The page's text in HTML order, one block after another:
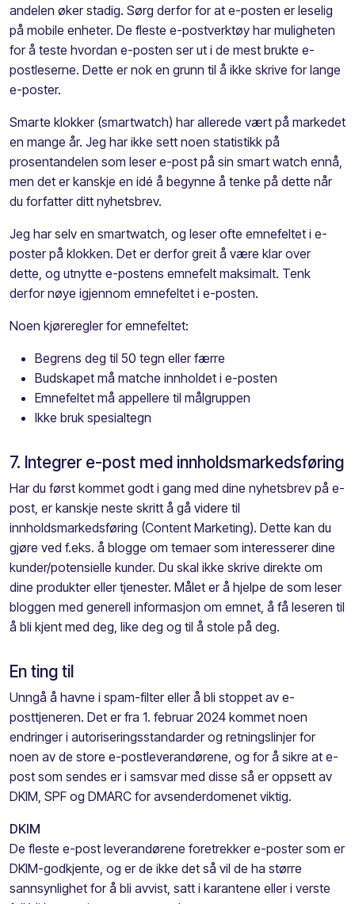
andelen øker stadig. Sørg derfor for at e-posten er leselig
på mobile enheter. De fleste e-postverktøy har muligheten
for å teste hvordan e-posten ser ut i de mest brukte e-
postleserne. Dette er nok en grunn til å ikke skrive for lange
e-poster.
Smarte klokker (smartwatch) har allerede vært på markedet
en mange år. Jeg har ikke sett noen statistikk på
prosentandelen som leser e-post på sin smart watch ennå,
men det er kanskje en idé å begynne å tenke på dette når
du forfatter ditt nyhetsbrev.
Jeg har selv en smartwatch, og leser ofte emnefeltet i e-
poster på klokken. Det er derfor greit å være klar over
dette, og utnytte e-postens emnefelt maksimalt. Tenk
derfor nøye igjennom emnefeltet i e-posten.
Noen kjøreregler for emnefeltet:
Begrens deg til 50 tegn eller færre
Budskapet må matche innholdet i e-posten
Emnefeltet må appellere til målgruppen
Ikke bruk spesialtegn
7. Integrer e-post med innholdsmarkedsføring
Har du først kommet godt i gang med dine nyhetsbrev på e-
post, er kanskje neste skritt å gå videre til
innholdsmarkedsføring (Content Marketing). Dette kan du
gjøre ved f.eks. å blogge om temaer som interesserer dine
kunder/potensielle kunder. Du skal ikke skrive direkte om
dine produkter eller tjenester. Målet er å hjelpe de som leser
bloggen med generell informasjon om emnet, å få leseren til
å bli kjent med deg, like deg og til å stole på deg.
En ting til
Unngå å havne i spam-filter eller å bli stoppet av e-
posttjeneren. Det er fra 1. februar 2024 kommet noen
endringer i autoriseringsstandarder og retningslinjer for
noen av de store e-postleverandørene, og for å sikre at e-
post som sendes er i samsvar med disse så er oppsett av
DKIM, SPF og DMARC for avsenderdomenet viktig.
DKIM
De fleste e-post leverandørene foretrekker e-poster som er
DKIM-godkjente, og er de ikke det så vil de ha større
sannsynlighet for å bli avvist, satt i karantene eller i verste